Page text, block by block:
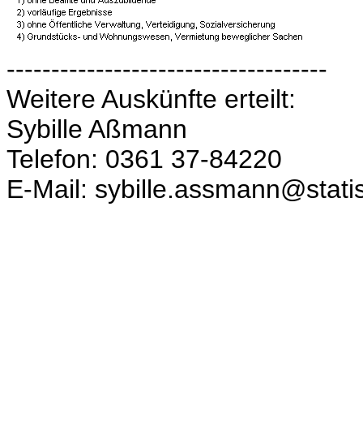
------------------------------------
Weitere Auskünfte erteilt:
Sybille Aßmann
Telefon: 0361 37-84220
E-Mail: